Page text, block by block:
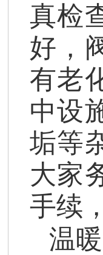
真检
好，
有老
中设
垢等
大家
手续
温